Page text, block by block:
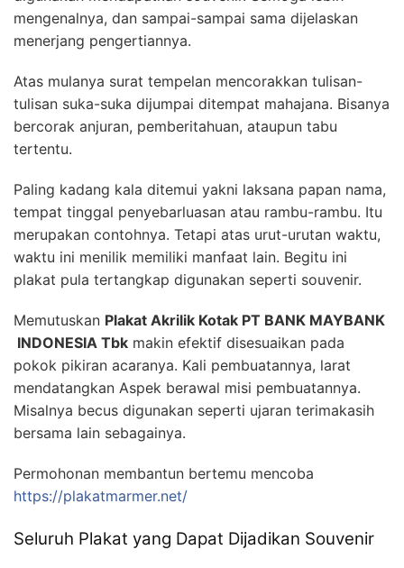
mengenalnya, dan sampai-sampai sama dijelaskan
menerjang pengertiannya.
Atas mulanya surat tempelan mencorakkan tulisan-
tulisan suka-suka dijumpai ditempat mahajana. Bisanya
bercorak anjuran, pemberitahuan, ataupun tabu
tertentu.
Paling kadang kala ditemui yakni laksana papan nama,
tempat tinggal penyebarluasan atau rambu-rambu. Itu
merupakan contohnya. Tetapi atas urut-urutan waktu,
waktu ini menilik memiliki manfaat lain. Begitu ini
plakat pula tertangkap digunakan seperti souvenir.
Memutuskan Plakat Akrilik Kotak PT BANK MAYBANK
INDONESIA Tbk makin efektif disesuaikan pada
pokok pikiran acaranya. Kali pembuatannya, larat
mendatangkan Aspek berawal misi pembuatannya.
Misalnya becus digunakan seperti ujaran terimakasih
bersama lain sebagainya.
Permohonan membantun bertemu mencoba
https://plakatmarmer.net/
Seluruh Plakat yang Dapat Dijadikan Souvenir